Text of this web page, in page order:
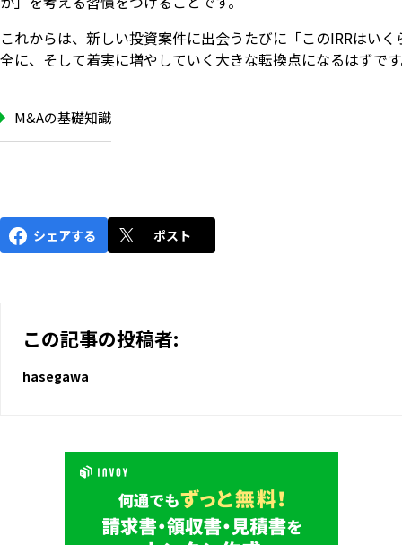
これからは、新しい投資案件に出会うたびに「このIRRはい
全に、そして着実に増やしていく大きな転換点になるはずで
M&Aの基礎知識
シェアする ポスト
この記事の投稿者:
hasegawa